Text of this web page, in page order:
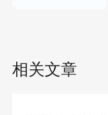
相关文章